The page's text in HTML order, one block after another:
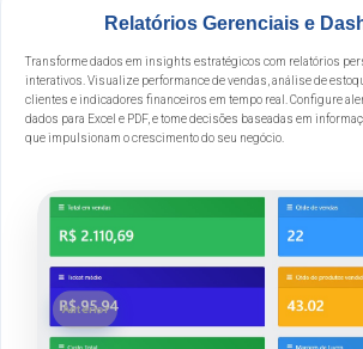
Relatórios Gerenciais e
Transforme dados em insights estratégicos com relatórios
interativos. Visualize performance de vendas, análise de
clientes e indicadores financeiros em tempo real. Configure
dados para Excel e PDF, e tome decisões baseadas em
que impulsionam o crescimento do seu negócio.
Anterior